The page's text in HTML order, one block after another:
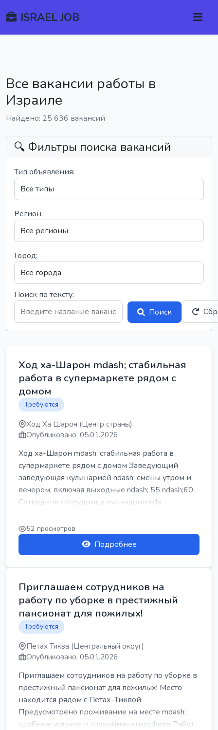
ISRAEL JOB
Все вакансии работы в
Израиле
Найдено: 25 636 вакансий
🔍 Фильтры поиска вакансий
Тип объявления:
Регион:
Город:
Поиск по тексту:
Поиск
Ход ха-Шарон mdash; стабильная
работа в супермаркете рядом с
домом
Требуются
Ход Ха Шарон (Центр страны)
Опубликовано: 05.01.2026
Ход ха-Шарон mdash; стабильная работа в
супермаркете рядом с домом Заведующий
заведующая кулинарией ndash; смены утром и
вечером, включая выходные ndash; 55 ndash;60
Сотрудник сотрудница кулинарии nda...
52 просмотров
Подробнее
Приглашаем сотрудников на
работу по уборке в престижный
пансионат для пожилых!
Требуются
Петах Тиква (Центральный округ)
Опубликовано: 05.01.2026
Приглашаем сотрудников на работу по уборке в
престижный пансионат для пожилых! Место
находится рядом с Петах-Тиквой
Предусмотрено проживание на месте mdash;
удобные условия и спокойная атмосфера Работ...